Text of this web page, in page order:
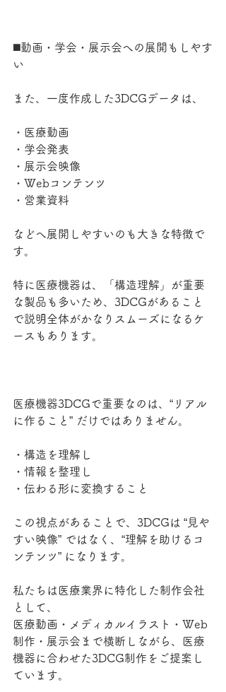
◼️動画・学会・展示会への展開もしやす
い
また、一度作成した3DCGデータは、
・医療動画
・学会発表
・展示会映像
・Webコンテンツ
・営業資料
などへ展開しやすいのも大きな特徴で
す。
特に医療機器は、「構造理解」が重要
な製品も多いため、3DCGがあること
で説明全体がかなりスムーズになるケ
ースもあります。
医療機器3DCGで重要なのは、“リアル
に作ること” だけではありません。
・構造を理解し
・情報を整理し
・伝わる形に変換すること
この視点があることで、3DCGは “見や
すい映像” ではなく、“理解を助けるコ
ンテンツ” になります。
私たちは医療業界に特化した制作会社
として、
医療動画・メディカルイラスト・Web
制作・展示会まで横断しながら、医療
機器に合わせた3DCG制作をご提案し
ています。